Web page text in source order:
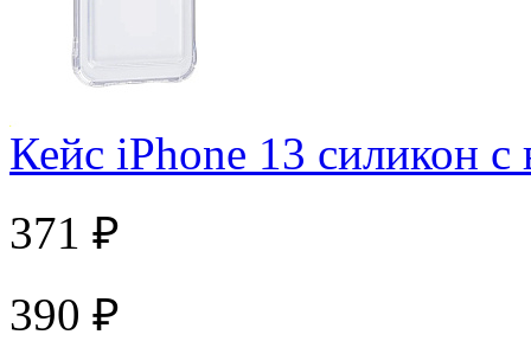
Кейс iPhone 13 силикон
371 ₽
390 ₽